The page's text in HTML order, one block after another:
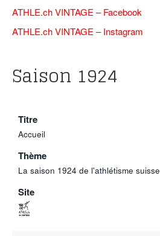
ATHLE.ch VINTAGE – Facebook
ATHLE.ch VINTAGE – Instagram
Saison 1924
Titre
Accueil
Thème
La saison 1924 de l'athlétisme suisse
Site